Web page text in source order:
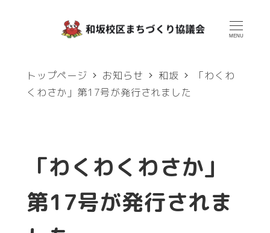
MENU
トップページ お知らせ 和坂
「わくわ
くわさか」第17号が発行されました
「わくわくわさか」
第17号が発行されま